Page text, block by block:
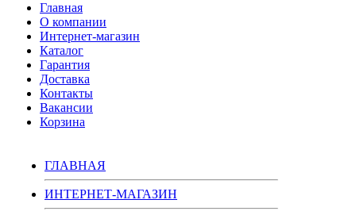
Главная
О компании
Интернет-магазин
Каталог
Гарантия
Доставка
Контакты
Вакансии
Корзина
ГЛАВНАЯ
ИНТЕРНЕТ-МАГАЗИН